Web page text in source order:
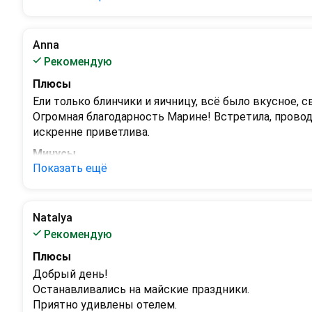
Очень приветливые и вежливые администраторы.
Добираться из города далековато, без
утром выехать из города в сторону Сургута
Anna
Рекомендую
Плюсы
Ели только блинчики и яичницу, всё было вкусное,
Огромная благодарность Марине! Встретила,
искренне приветлива.
Минусы
Немножко странная система в душе, но справилась
Показать ещё
Natalya
Рекомендую
Плюсы
Добрый день!
Останавливались на майские праздники.
Приятно удивлены отелем.